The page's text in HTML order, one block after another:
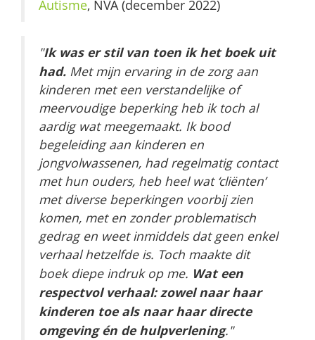
Autisme, NVA (december 2022)
"Ik was er stil van toen ik het boek uit
had. Met mijn ervaring in de zorg aan
kinderen met een verstandelijke of
meervoudige beperking heb ik toch al
aardig wat meegemaakt. Ik bood
begeleiding aan kinderen en
jongvolwassenen, had regelmatig contact
met hun ouders, heb heel wat ‘cliënten’
met diverse beperkingen voorbij zien
komen, met en zonder problematisch
gedrag en weet inmiddels dat geen enkel
verhaal hetzelfde is. Toch maakte dit
boek diepe indruk op me. Wat een
respectvol verhaal: zowel naar haar
kinderen toe als naar haar directe
omgeving én de hulpverlening."